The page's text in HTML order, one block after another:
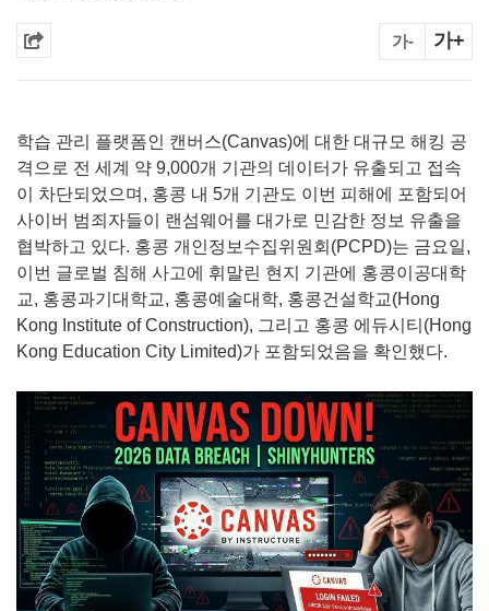
가- 가+
학습 관리 플랫폼인 캔버스(Canvas)에 대한 대규모 해킹 공
격으로 전 세계 약 9,000개 기관의 데이터가 유출되고 접속
이 차단되었으며, 홍콩 내 5개 기관도 이번 피해에 포함되어
사이버 범죄자들이 랜섬웨어를 대가로 민감한 정보 유출을
협박하고 있다. 홍콩 개인정보수집위원회(PCPD)는 금요일,
이번 글로벌 침해 사고에 휘말린 현지 기관에 홍콩이공대학
교, 홍콩과기대학교, 홍콩예술대학, 홍콩건설학교(Hong
Kong Institute of Construction), 그리고 홍콩 에듀시티(Hong
Kong Education City Limited)가 포함되었음을 확인했다.